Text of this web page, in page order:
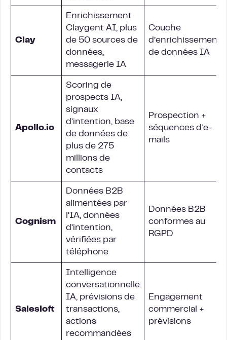
Clay
Enrichissement
Claygent AI, plus
de 50 sources de
données,
messagerie IA
Couche
d’enrichissement
de données IA
Apollo.io
Scoring de
prospects IA,
signaux
d’intention, base
de données de
plus de 275
millions de
contacts
Prospection +
séquences d’e-
mails
Cognism
Données B2B
alimentées par
l’IA, données
d’intention,
vérifiées par
téléphone
Données B2B
conformes au
RGPD
Salesloft
Intelligence
conversationnelle
IA, prévisions de
transactions,
actions
recommandées
Engagement
commercial +
prévisions